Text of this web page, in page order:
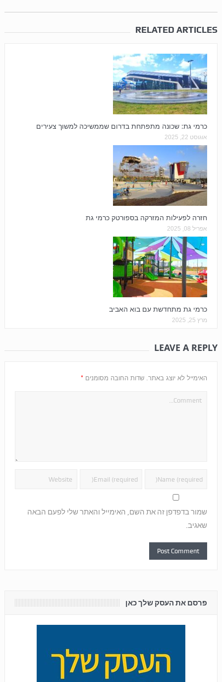
RELATED ARTICLES
כרמי גת: שכונה מתפתחת בדרום שממשיכה למשוך צעירים
אוגוסט 22, 2025
חזרה לפעילות המזרקה בספורטק כרמי גת
אפריל 08, 2025
כרמי גת מתחדשת עם בוא האביב
מרץ 25, 2025
LEAVE A REPLY
האימייל לא יוצג באתר. שדות החובה מסומנים *
שמור בדפדפן זה את השם, האימייל והאתר שלי לפעם הבאה
שאגיב.
פרסם את העסק שלך כאן